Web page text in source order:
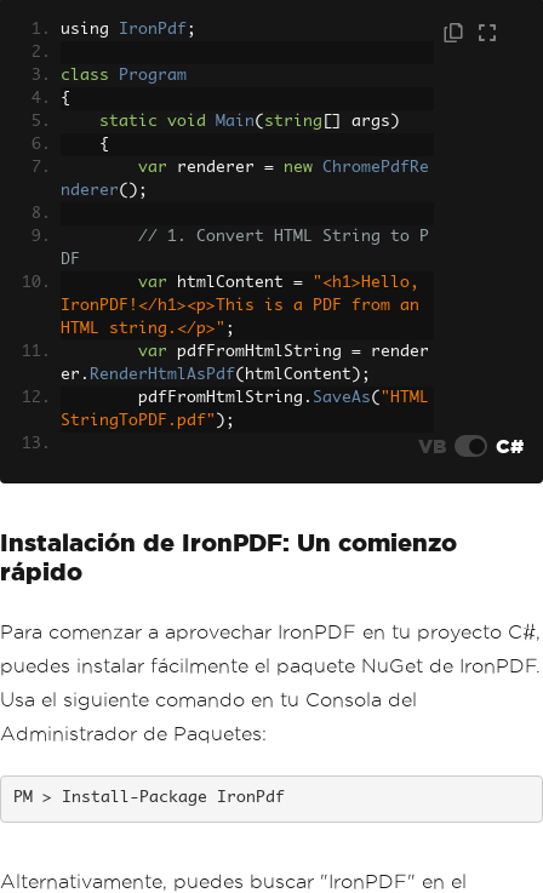
using IronPdf ;
class
Program
{
static
void Main( string args )
{
var renderer = new
ChromePdfRe
nderer();
// 1. Convert HTML String to P
DF
var htmlContent =
"<h1>Hello,
IronPDF!</h1><p>This is a PDF from an
HTML string.</p>" ;
var pdfFromHtmlString = render
er . RenderHtmlAsPdf( htmlContent );
        pdfFromHtmlString
. SaveAs( "HTML
StringToPDF.pdf" );
h to your HTML file
r.RenderHtmlFileAsPdf
leToPDF.pdf");
// 3. Convert URL to PDF
var url =
"http://ironpdf.co
var pdfFromUrl
        pdfFromUrl
SaveAs
VB C#
Instalación de IronPDF: Un comienzo
rápido
Para comenzar a aprovechar IronPDF en tu proyecto C#,
puedes instalar fácilmente el paquete NuGet de IronPDF.
Usa el siguiente comando en tu Consola del
Administrador de Paquetes:
Install-Package IronPdf
Alternativamente, puedes buscar "IronPDF" en el